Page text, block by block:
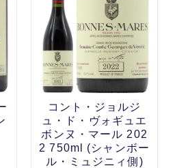
コント・ジョルジ
ュ・ド・ヴォギュエ
ボンヌ・マール 202
2 750ml (シャンボー
ル・ミュジニィ側)